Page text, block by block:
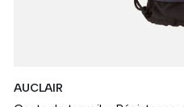
AUCLAIR